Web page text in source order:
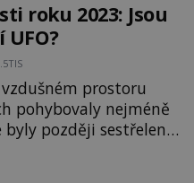
roku 2023: Jsou
prostoru
pohybovaly nejméně
později sestřeleny.
těchto létajících
šlo o nějaké nové